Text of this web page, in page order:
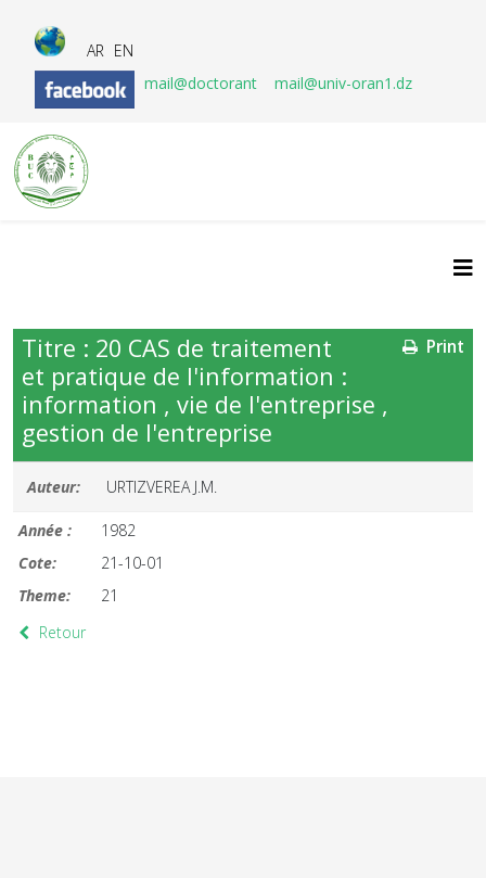
AR EN
mail@doctorant
mail@univ-oran1.dz
Print
Titre : 20 CAS de traitement
et pratique de l'information :
information , vie de l'entreprise ,
gestion de l'entreprise
Auteur: URTIZVEREA J.M.
Année :
1982
Cote:
21-10-01
Theme:
21
Retour